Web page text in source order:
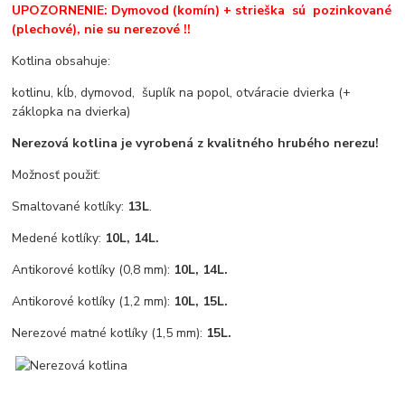
UPOZORNENIE: Dymovod (komín) + strieška sú pozinkované
(plechové), nie su nerezové !!
Kotlina obsahuje:
kotlinu, kĺb, dymovod, šuplík na popol, otváracie dvierka (+
záklopka na dvierka)
Nerezová kotlina je vyrobená z kvalitného hrubého nerezu!
Možnosť použiť:
Smaltované kotlíky: 13L.
Medené kotlíky: 10L, 14L.
Antikorové kotlíky (0,8 mm): 10L, 14L.
Antikorové kotlíky (1,2 mm): 10L, 15L.
Nerezové matné kotlíky (1,5 mm): 15L.